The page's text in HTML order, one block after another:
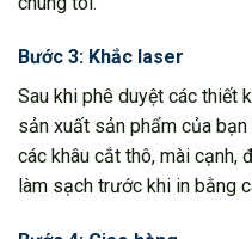
Bước 3: Khắc laser
Sau khi phê duyệt các thiết
sản xuất sản phẩm của
các khâu cắt thô, mài cạnh,
làm sạch trước khi in bằng